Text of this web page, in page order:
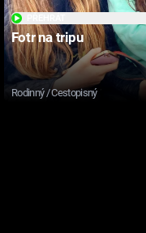
Fotr na tripu
Rodinný / Cestopisný